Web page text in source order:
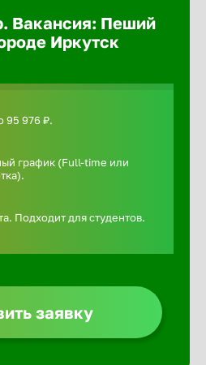
Анадырь
Вакансия: Пеший
Иркутск
95 976 ₽.
график (Full-time или
Подходит для студентов.
заявку